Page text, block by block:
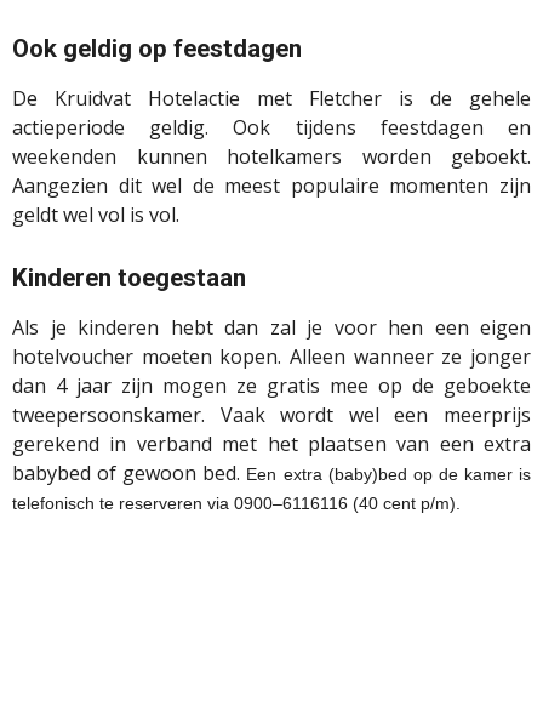
Ook geldig op feestdagen
De Kruidvat Hotelactie met Fletcher is de gehele
actieperiode geldig. Ook tijdens feestdagen en
weekenden kunnen hotelkamers worden geboekt.
Aangezien dit wel de meest populaire momenten zijn
geldt wel vol is vol.
Kinderen toegestaan
Als je kinderen hebt dan zal je voor hen een eigen
hotelvoucher moeten kopen. Alleen wanneer ze jonger
dan 4 jaar zijn mogen ze gratis mee op de geboekte
tweepersoonskamer. Vaak wordt wel een meerprijs
gerekend in verband met het plaatsen van een extra
babybed of gewoon bed. Een extra (baby)bed op de kamer is
telefonisch te reserveren via 0900–6116116 (40 cent p/m).